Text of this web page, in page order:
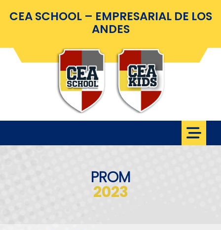
CEA SCHOOL – EMPRESARIAL DE LOS
ANDES
PROM
2023